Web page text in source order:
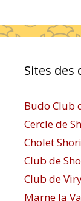
Sites des
Budo Club
Cercle de
Cholet
Club de
Club de
Marne la